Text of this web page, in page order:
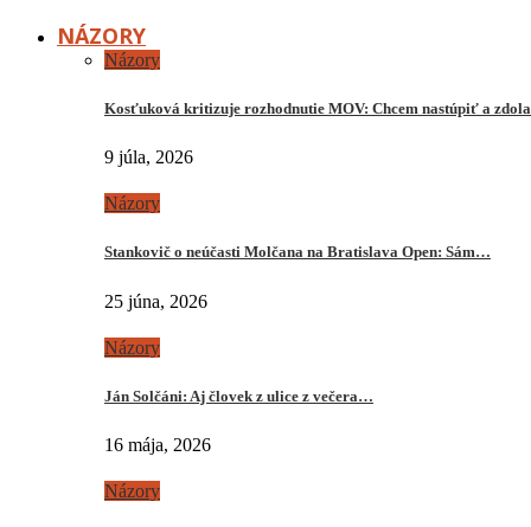
NÁZORY
Názory
Kosťuková kritizuje rozhodnutie MOV: Chcem nastúpiť a
9 júla, 2026
Názory
Stankovič o neúčasti Molčana na Bratislava Open: Sám…
25 júna, 2026
Názory
Ján Solčáni: Aj človek z ulice z večera…
16 mája, 2026
Názory